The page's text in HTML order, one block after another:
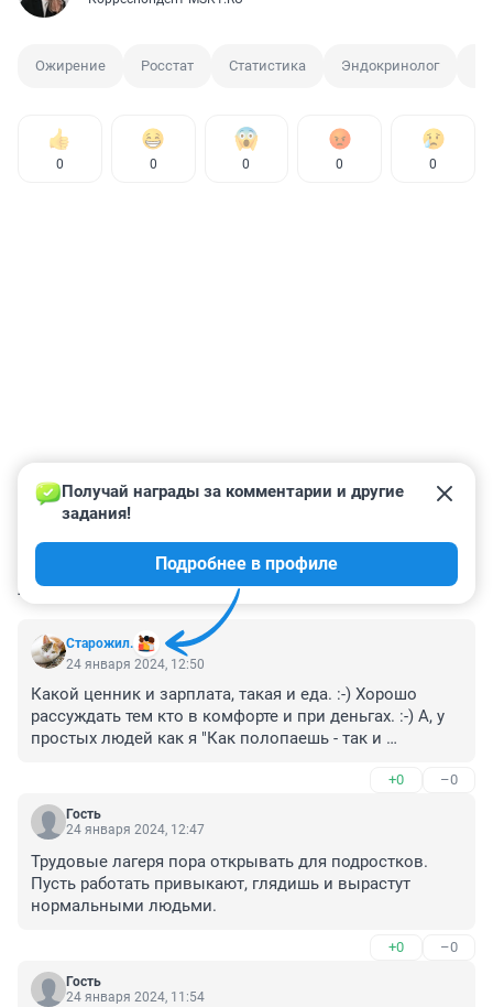
Ожирение Росстат Статистика Эндокринолог
0 0 0 0 0
КОММЕНТАРИИ 11
Старожил.
Получай награды за комментарии и другие
задания!
Подробнее в профиле
24 января 2024, 12:50
Какой ценник и зарплата, такая и еда. :-) Хорошо
рассуждать тем кто в комфорте и при деньгах. :-) А, у
простых людей как я "Как полопаешь - так и
впаривать про ЗОЖ. Сам веду такой образ жизни с
детства, однако та еда, что мне доступна по своей
цене для поддержания сил, к стройности отнюдь не
+0 –0
Гость
24 января 2024, 12:47
Трудовые лагеря пора открывать для подростков.
Пусть работать привыкают, глядишь и вырастут
нормальными людьми.
+0 –0
Гость
24 января 2024, 11:54